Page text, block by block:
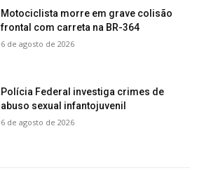
Motociclista morre em grave colisão
frontal com carreta na BR-364
6 de agosto de 2026
Polícia Federal investiga crimes de
abuso sexual infantojuvenil
6 de agosto de 2026